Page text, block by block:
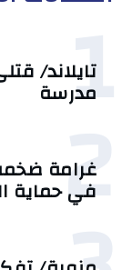
1
تايلاند/
مدرسة
2
غرامة
في حماية